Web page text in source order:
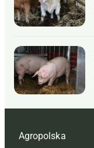
Agropolska